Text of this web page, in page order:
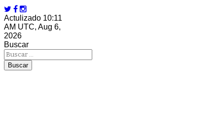
Actulizado 10:11
AM UTC, Aug 6,
2026
Buscar